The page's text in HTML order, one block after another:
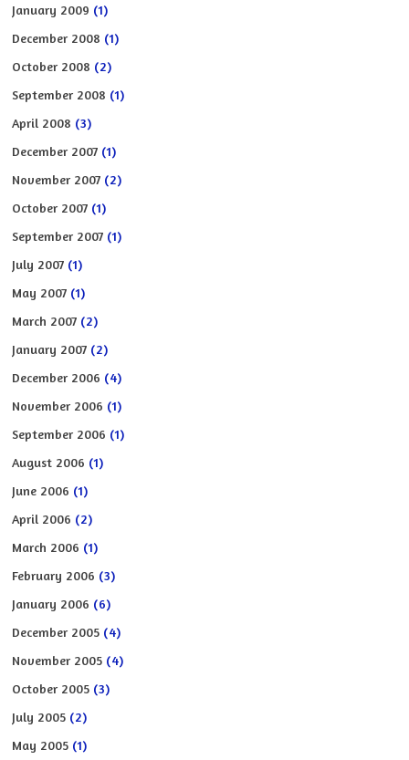
January 2009 (1)
December 2008 (1)
October 2008 (2)
September 2008 (1)
April 2008 (3)
December 2007 (1)
November 2007 (2)
October 2007 (1)
September 2007 (1)
July 2007 (1)
May 2007 (1)
March 2007 (2)
January 2007 (2)
December 2006 (4)
November 2006 (1)
September 2006 (1)
August 2006 (1)
June 2006 (1)
April 2006 (2)
March 2006 (1)
February 2006 (3)
January 2006 (6)
December 2005 (4)
November 2005 (4)
October 2005 (3)
July 2005 (2)
May 2005 (1)